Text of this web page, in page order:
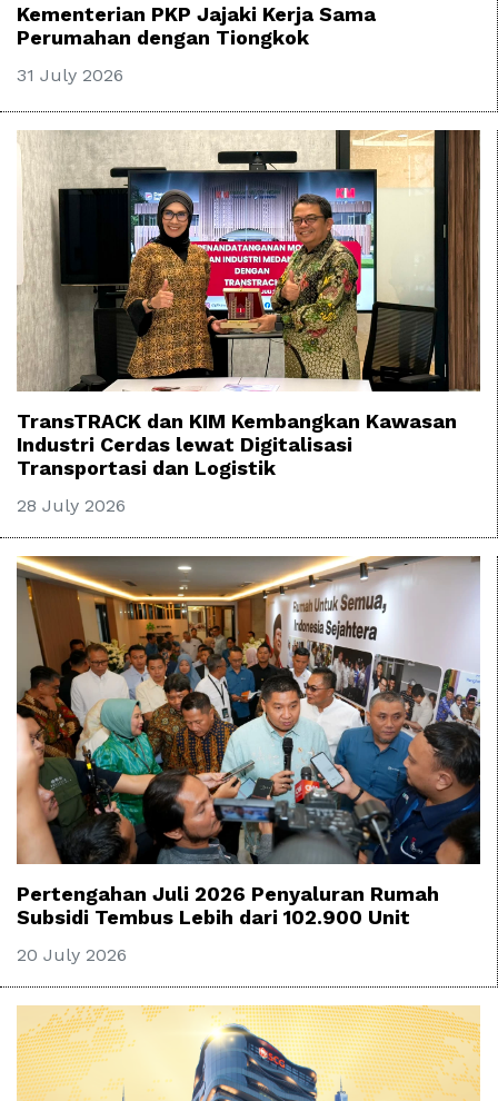
Kementerian PKP Jajaki Kerja Sama
Perumahan dengan Tiongkok
31 July 2026
TransTRACK dan KIM Kembangkan Kawasan
Industri Cerdas lewat Digitalisasi
Transportasi dan Logistik
28 July 2026
Pertengahan Juli 2026 Penyaluran Rumah
Subsidi Tembus Lebih dari 102.900 Unit
20 July 2026